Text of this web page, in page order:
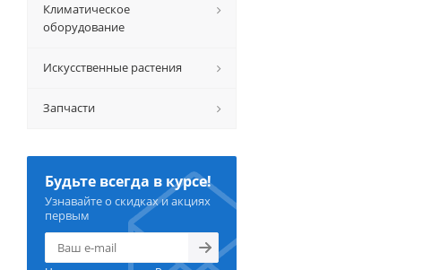
Климатическое
оборудование
Искусственные растения
Запчасти
Будьте всегда в курсе!
Узнавайте о скидках и акциях
первым